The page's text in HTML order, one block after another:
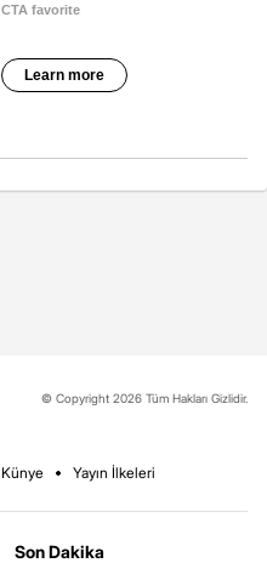
© Copyright 2026 Tüm Hakları Gizlidir.
Künye Yayın İlkeleri
Son Dakika